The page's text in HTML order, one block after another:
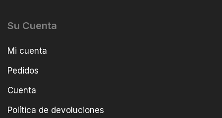
Su Cuenta
Mi cuenta
Pedidos
Cuenta
Política de devoluciones